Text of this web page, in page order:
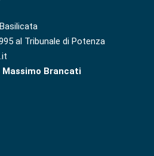
al Tribunale di Potenza
Massimo Brancati